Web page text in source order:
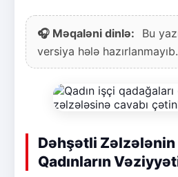
🎧 Məqaləni dinlə:
Bu
versiya hələ hazırlanmayıb.
Dəhşətli
Qadınların